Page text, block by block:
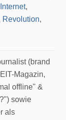
Internet,
Revolution,
(brand
Magazin,
offline" &
sowie
als